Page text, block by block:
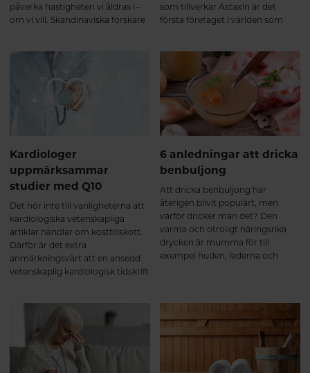
påverka hastigheten vi åldras i –
om vi vill. Skandinaviska forskare
människor.
som tillverkar Astaxin är det
första företaget i världen som
astaxanthin är även ledande
inom forskningen. Här får du veta
mer om antioxidanten
astaxanthin.
Kardiologer
uppmärksammar
studier med Q10
Det hör inte till vanligheterna att
kardiologiska vetenskapliga
artiklar handlar om kosttillskott.
Därför är det extra
anmärkningsvärt att en ansedd
vetenskaplig kardiologisk tidskrift
coenzym Q10. I flera av de
omnämns i artikeln användes
Pharma Nords biotillgängliga
Q10-formula.
6 anledningar att dricka
benbuljong
Att dricka benbuljong har
återigen blivit populärt, men
varför dricker man det? Den
varma och otroligt näringsrika
drycken är mumma för till
exempel huden, lederna och